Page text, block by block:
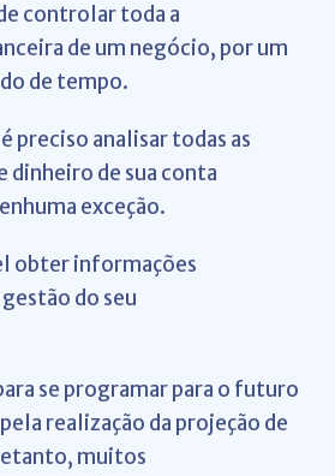
controlar toda a
de um negócio, por um
de tempo.
preciso analisar todas as
dinheiro de sua conta
exceção.
obter informações
do seu
se programar para o futuro
realização da projeção de
muitos